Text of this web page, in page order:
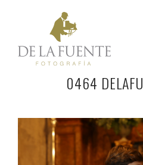
0464